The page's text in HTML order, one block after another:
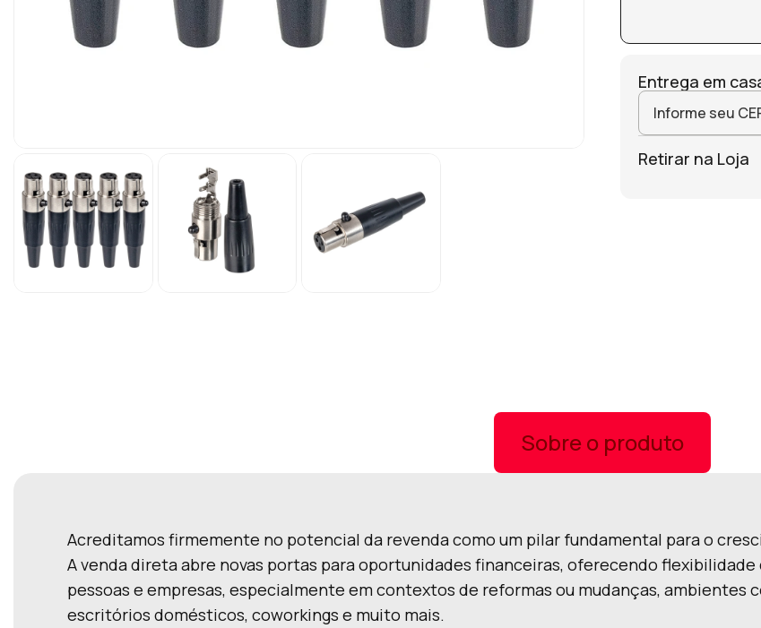
Entrega em
Retirar na Loja
Sobre o produto
Acreditamos firmemente no potencial da revenda como um pilar fundamental para o
A venda direta abre novas portas para oportunidades financeiras, oferecendo
pessoas e empresas, especialmente em contextos de reformas ou mudanças, ambientes
escritórios domésticos, coworkings e muito mais.